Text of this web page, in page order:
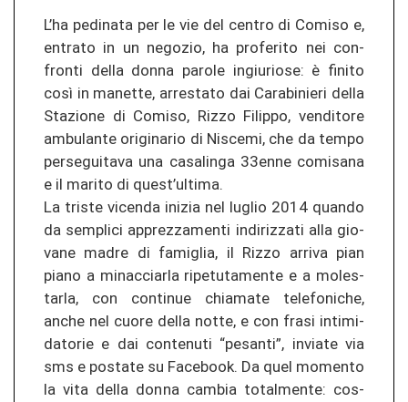
L’ha pe­d­i­na­ta per le vie del cen­tro di Co­mi­so e,
en­tra­to in un nego­zio, ha pro­fe­ri­to nei con­
fron­ti della donna par­ole in­giu­rio­se: è fi­ni­to
così in ma­net­te, ar­res­ta­to dai Ca­ra­bi­nie­ri della
Sta­zio­ne di Co­mi­so, Rizzo Fi­lip­po, ven­di­to­re
am­bu­lan­te ori­gi­na­rio di Nis­ce­mi, che da tempo
per­se­gui­ta­va una ca­sa­lin­ga 33enne co­mi­sa­na
e il ma­ri­to di quest’ul­ti­ma.
La tris­te vi­cen­da in­izia nel lu­glio 2014 quan­do
da sem­pli­ci ap­pre­z­za­men­ti in­di­ri­z­za­ti alla gio­
va­ne madre di fa­miglia, il Rizzo ar­ri­va pian
piano a mi­nac­ciar­la ri­pe­tu­ta­men­te e a mo­les­
tar­la, con con­tin­ue chia­ma­te te­le­fo­ni­che,
anche nel cuore della notte, e con frasi in­ti­mi­
da­to­rie e dai con­te­nu­ti “pe­san­ti”, in­via­te via
sms e pos­ta­te su Facebook. Da quel mo­men­to
la vita della donna cam­bia to­tal­men­te: cos­